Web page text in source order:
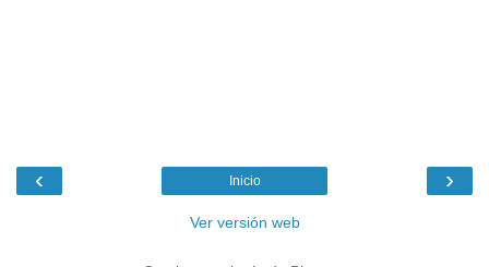
‹ ›
Inicio
Ver versión web